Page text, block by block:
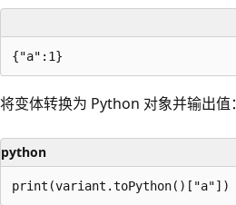
将变体转换为 Python 对象并输出值：
python